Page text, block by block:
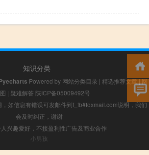
知识分类
Powered by 网站分类目录 | 精选推荐文章|网
| 疑难解答 陕ICP备05009492号
如信息有错误可发邮件到f_fb#foxmail.com说明，我们
会及时纠正，谢谢
兴趣爱好，不接盈利性广告及商业合作
小男孩